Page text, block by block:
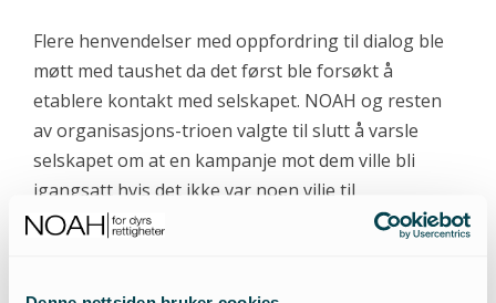
Flere henvendelser med oppfordring til dialog ble
møtt med taushet da det først ble forsøkt å
etablere kontakt med selskapet. NOAH og resten
av organisasjons-trioen valgte til slutt å varsle
selskapet om at en kampanje mot dem ville bli
igangsatt hvis det ikke var noen vilje til
kommunikasjon. Åpenbart var dette dråpen som